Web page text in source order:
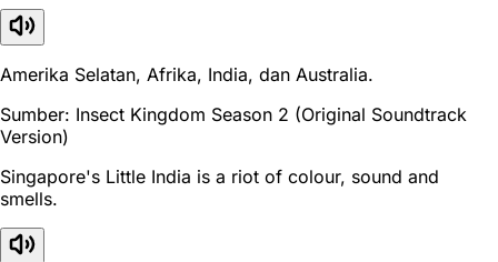
Amerika Selatan, Afrika, India, dan Australia.
Sumber: Insect Kingdom Season 2 (Original Soundtrack
Version)
Singapore's Little India is a riot of colour, sound and
smells.